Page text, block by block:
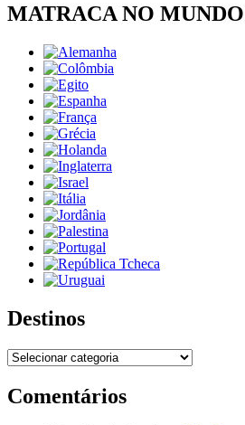
MATRACA NO MUNDO
Destinos
Destinos
Comentários